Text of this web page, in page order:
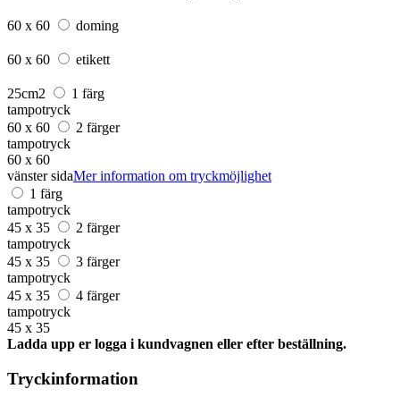
60 x 60 doming
60 x 60 etikett
25cm2
1 färg
tampotryck
60 x 60
2 färger
tampotryck
60 x 60
vänster sidaMer information om tryckmöjlighet
1 färg
tampotryck
45 x 35
2 färger
tampotryck
45 x 35
3 färger
tampotryck
45 x 35
4 färger
tampotryck
45 x 35
Ladda upp er logga i kundvagnen eller efter beställning.
Tryckinformation